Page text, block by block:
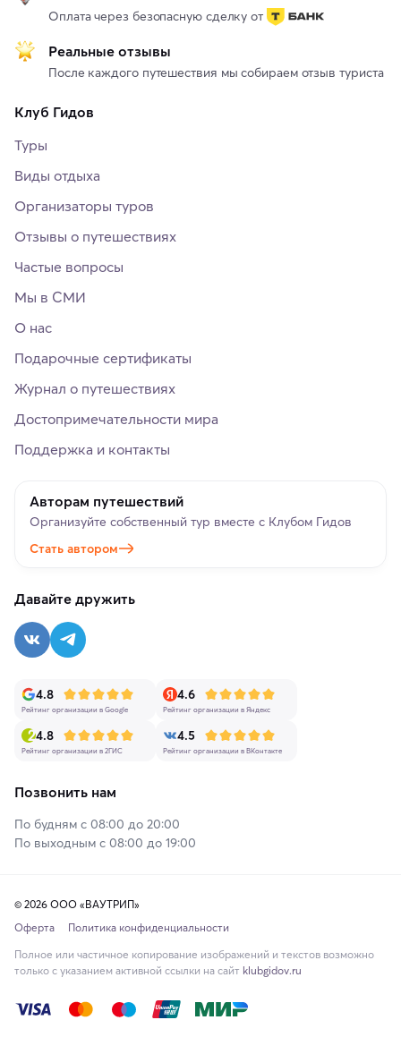
Оплата через безопасную сделку от
Реальные отзывы
После каждого путешествия мы собираем отзыв туриста
Клуб Гидов
Туры
Виды отдыха
Организаторы туров
Отзывы о путешествиях
Частые вопросы
Мы в СМИ
О нас
Подарочные сертификаты
Журнал о путешествиях
Достопримечательности мира
Поддержка и контакты
Авторам путешествий
Организуйте собственный тур вместе с Клубом Гидов
Стать автором
Давайте дружить
4.8
Рейтинг организации в Google
4.6
Рейтинг организации в Яндекс
4.8
Рейтинг организации в 2ГИС
4.5
Рейтинг организации в ВКонтакте
Позвонить нам
По будням с 08:00 до 20:00
По выходным с 08:00 до 19:00
© 2026 ООО «ВАУТРИП»
Оферта
Политика конфиденциальности
Полное или частичное копирование изображений и текстов возможно
только с указанием активной ссылки на сайт klubgidov.ru